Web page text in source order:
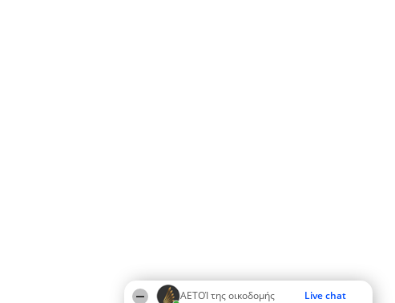
ΑΕΤΟΊ της οικοδομής Live chat